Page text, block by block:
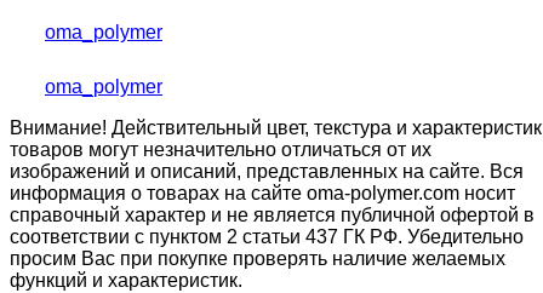
oma_polymer
oma_polymer
Внимание! Действительный цвет, текстура и
товаров могут незначительно отличаться от их
изображений и описаний, представленных на сайте. Вся
информация о товарах на сайте oma-polymer.com носит
справочный характер и не является публичной офертой в
соответствии с пунктом 2 статьи 437 ГК РФ. Убедительно
просим Вас при покупке проверять наличие желаемых
функций и характеристик.